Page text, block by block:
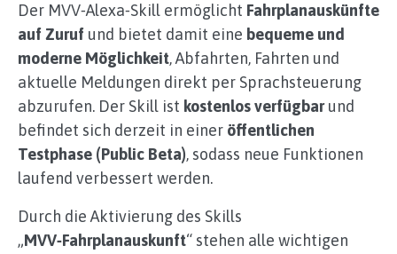
Der MVV‑Alexa‑Skill ermöglicht Fahrplanauskünfte
auf Zuruf und bietet damit eine bequeme und
moderne Möglichkeit, Abfahrten, Fahrten und
aktuelle Meldungen direkt per Sprachsteuerung
abzurufen. Der Skill ist kostenlos verfügbarund
befindet sich derzeit in einer öffentlichen
Testphase (Public Beta), sodass neue Funktionen
laufend verbessert werden.
Durch die Aktivierung des Skills
„MVV‑Fahrplanauskunft“ stehen alle wichtigen